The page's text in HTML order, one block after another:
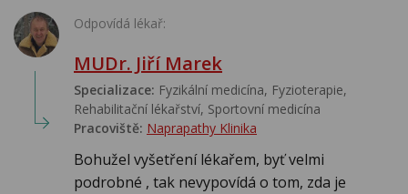
Odpovídá lékař:
MUDr. Jiří Marek
Specializace: Fyzikální medicína, Fyzioterapie,
Rehabilitační lékařství‎, Sportovní medicína‎
Pracoviště: Naprapathy Klinika
Bohužel vyšetření lékařem, byť velmi
podrobné , tak nevypovídá o tom, zda je